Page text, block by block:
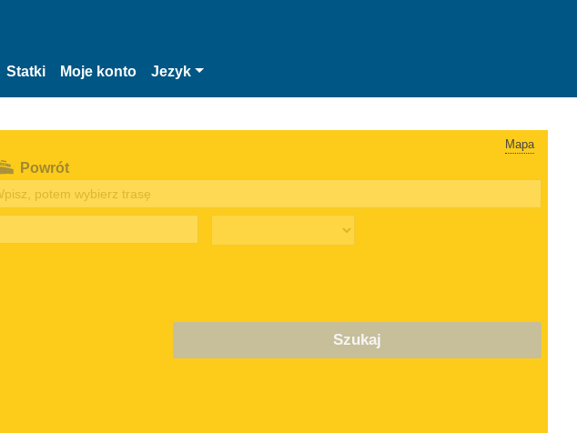
Statki Moje konto Jezyk
Mapa
Powrót
Szukaj